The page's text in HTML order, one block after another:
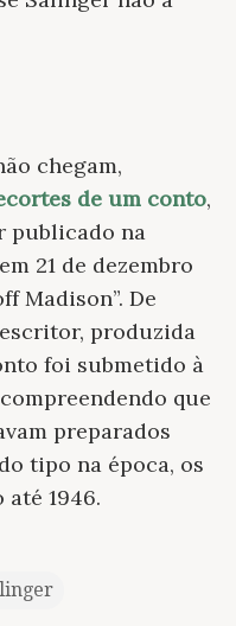
chegam,
de um conto,
publicado na
21 de dezembro
Madison”. De
produzida
foi submetido à
que
preparados
tipo na época, os
1946.